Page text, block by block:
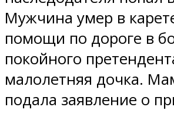
Мужчина умер в
помощи по дороге в
покойного
малолетняя дочка.
подала заявление о